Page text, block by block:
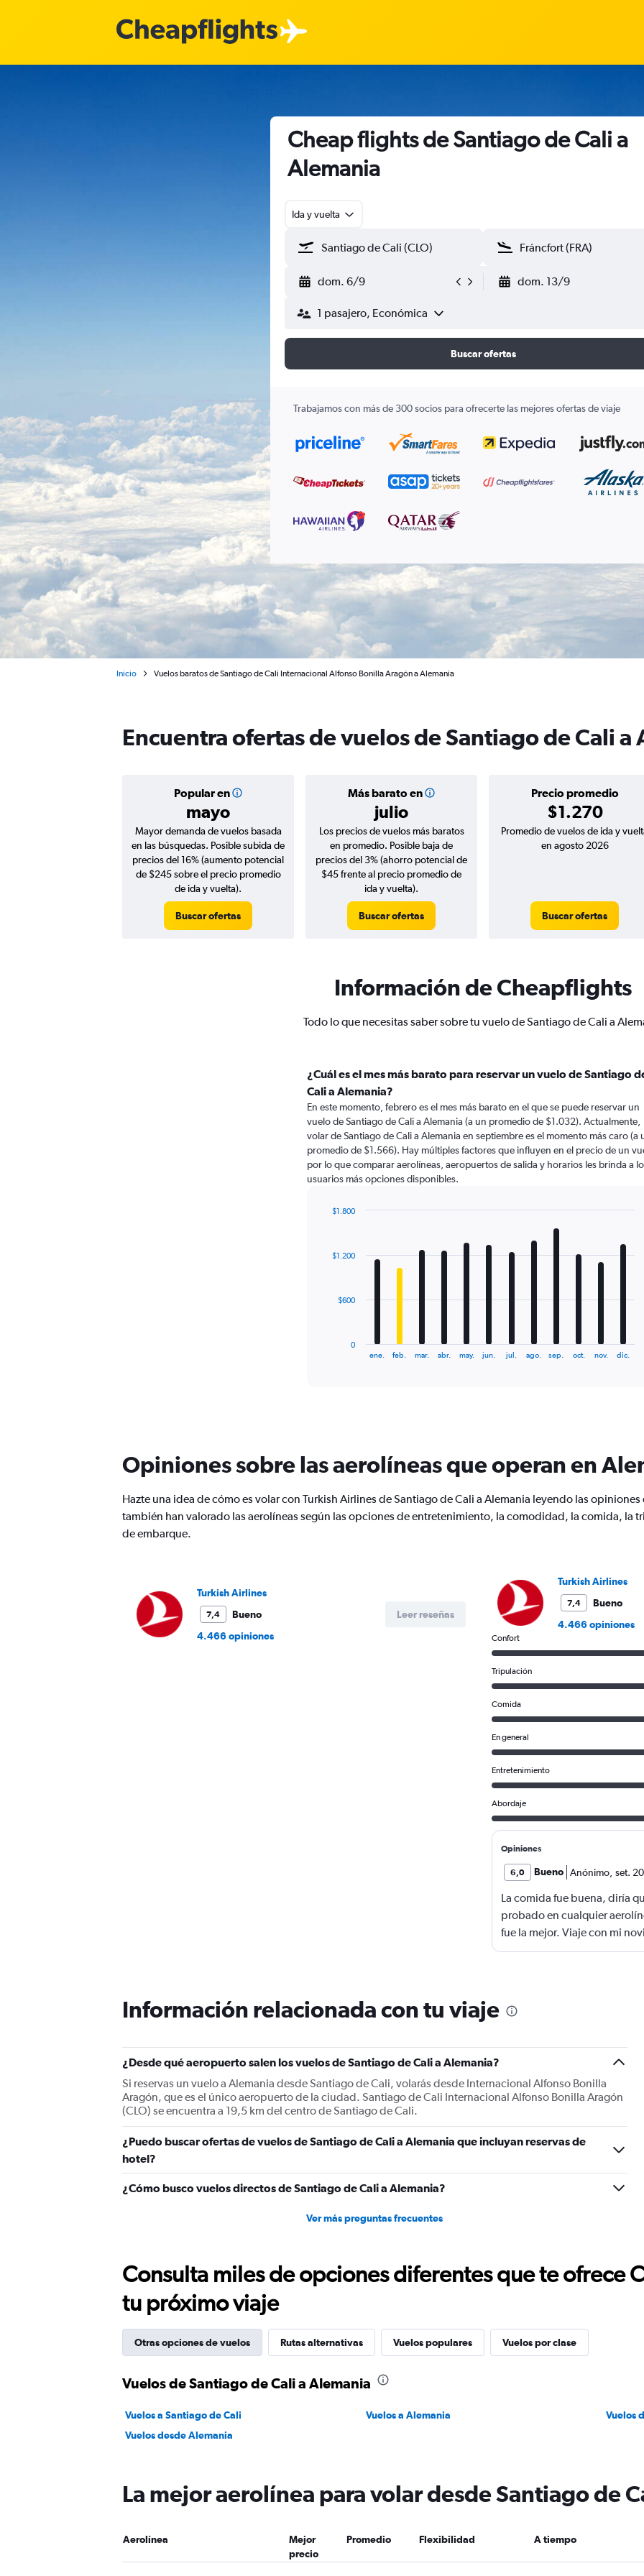
Cheap flights de Santiago de Cali a
Alemania
Ida y vuelta
dom. 6/9 dom. 13/9
1 pasajero, Económica
Buscar ofertas
Trabajamos con más de 300 socios para ofrecerte las mejores ofertas de viaje
Inicio Vuelos baratos de Santiago de Cali Internacional Alfonso Bonilla Aragón a Alemania
Encuentra ofertas de vuelos de Santiago de Cali a
Popular en
mayo
Más barato en
julio
Precio promedio
$1.270
Mayor demanda de vuelos basada
en las búsquedas. Posible subida de
precios del 16% (aumento potencial
de $245 sobre el precio promedio
de ida y vuelta).
Buscar ofertas
Los precios de vuelos más baratos
en promedio. Posible baja de
precios del 3% (ahorro potencial de
$45 frente al precio promedio de
ida y vuelta).
Buscar ofertas
Promedio de vuelos de ida y
en agosto 2026
Buscar ofertas
Información de Cheapflights
Todo lo que necesitas saber sobre tu vuelo de Santiago de Cali a
¿Cuál es el mes más barato para reservar un vuelo de Santiago
Cali a Alemania?
En este momento, febrero es el mes más barato en el que se puede reservar un
vuelo de Santiago de Cali a Alemania (a un promedio de $1.032). Actualmente,
volar de Santiago de Cali a Alemania en septiembre es el momento más caro (a
promedio de $1.566). Hay múltiples factores que influyen en el precio de un
por lo que comparar aerolíneas, aeropuertos de salida y horarios les brinda a
usuarios más opciones disponibles.
12
The
chart
has
Y
axis
ene. feb. mar. abr. may. jun. jul. ago. sep. oct. nov. dic.
0
$600
$1.200
$1.800
Opiniones sobre las aerolíneas que operan en
Hazte una idea de cómo es volar con Turkish Airlines de Santiago de Cali a Alemania leyendo las
también han valorado las aerolíneas según las opciones de entretenimiento, la comodidad, la comida, la
de embarque.
Turkish Airlines
7,4
Bueno
4.466 opiniones
Leer reseñas
Turkish Airlines
7,4
Bueno
4.466 opiniones
Confort
Tripulación
Comida
En general
Entretenimiento
Abordaje
Opiniones
6,0 Bueno Anónimo set.
La comida fue buena, diría
probado en cualquier
fue la mejor. Viaje con mi
asiento ya que alrededor se
Información relacionada con tu viaje
¿Desde qué aeropuerto salen los vuelos de Santiago de Cali a Alemania?
Si reservas un vuelo a Alemania desde Santiago de Cali, volarás desde Internacional Alfonso Bonilla
Aragón, que es el único aeropuerto de la ciudad. Santiago de Cali Internacional Alfonso Bonilla Aragón
(CLO) se encuentra a 19,5 km del centro de Santiago de Cali.
¿Puedo buscar ofertas de vuelos de Santiago de Cali a Alemania que incluyan reservas de
hotel?
¿Cómo busco vuelos directos de Santiago de Cali a Alemania?
Ver más preguntas frecuentes
Consulta miles de opciones diferentes que te ofrece
tu próximo viaje
Otras opciones de vuelos Rutas alternativas Vuelos populares Vuelos por clase
Vuelos de Santiago de Cali a Alemania
Vuelos a Santiago de Cali Vuelos a Alemania
Vuelos
Vuelos desde Alemania
La mejor aerolínea para volar desde Santiago de
Aerolínea
Mejor
precio
Promedio Flexibilidad A tiempo